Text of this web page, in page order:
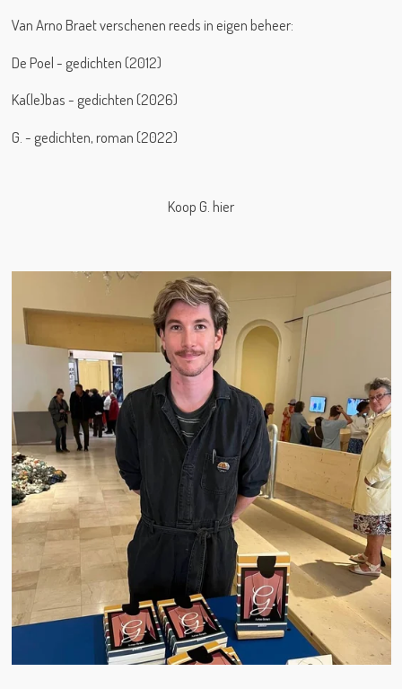
Van Arno Braet verschenen reeds in eigen beheer:
De Poel - gedichten (2012)
Ka(le)bas - gedichten (2026)
G. - gedichten, roman (2022)
Koop G. hier